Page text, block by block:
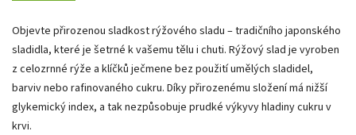
Objevte přirozenou sladkost rýžového sladu – tradičního japonského
sladidla, které je šetrné k vašemu tělu i chuti. Rýžový slad je vyroben
z celozrnné rýže a klíčků ječmene bez použití umělých sladidel,
barviv nebo rafinovaného cukru. Díky přirozenému složení má nižší
glykemický index, a tak nezpůsobuje prudké výkyvy hladiny cukru v
krvi.